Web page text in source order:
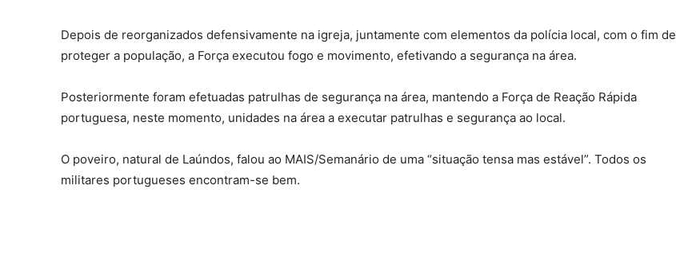
Depois de reorganizados defensivamente na igreja, juntamente com elementos da polícia local, com o fim de
proteger a população, a Força executou fogo e movimento, efetivando a segurança na área.
Posteriormente foram efetuadas patrulhas de segurança na área, mantendo a Força de Reação Rápida
portuguesa, neste momento, unidades na área a executar patrulhas e segurança ao local.
O poveiro, natural de Laúndos, falou ao MAIS/Semanário de uma “situação tensa mas estável”. Todos os
militares portugueses encontram-se bem.